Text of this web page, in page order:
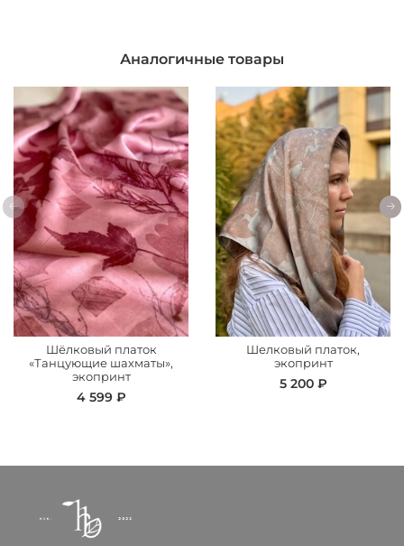
Аналогичные товары
Шёлковый платок
«Танцующие шахматы»,
экопринт
4 599 ₽
Шелковый платок,
экопринт
5 200 ₽